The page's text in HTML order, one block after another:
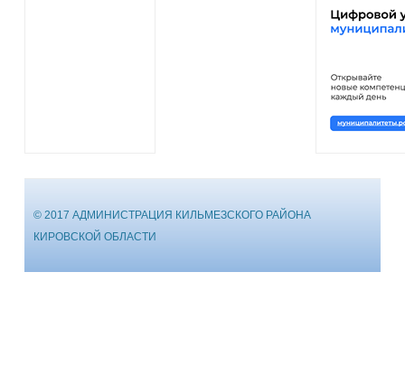
© 2017 АДМИНИСТРАЦИЯ КИЛЬМЕЗСКОГО РАЙОНА
КИРОВСКОЙ ОБЛАСТИ